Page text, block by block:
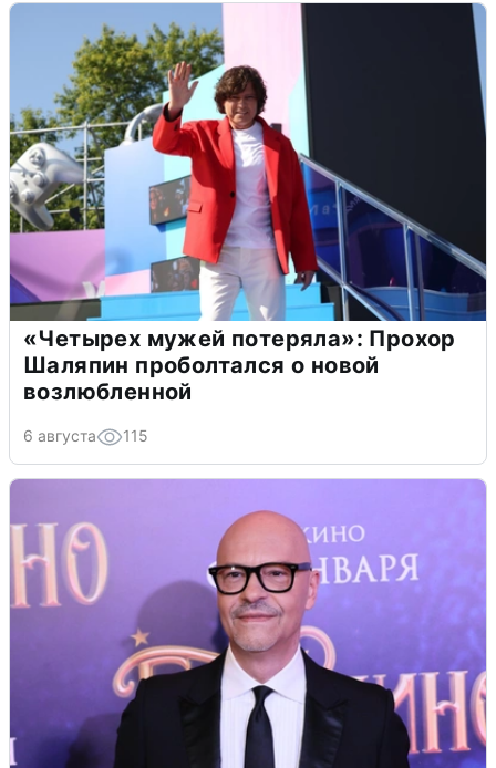
«Четырех мужей потеряла»: Прохор
Шаляпин проболтался о новой
возлюбленной
6 августа 115